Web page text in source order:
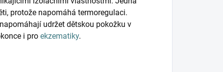
protože napomáhá termoregulaci.
udržet dětskou pokožku v
i pro ekzematiky.